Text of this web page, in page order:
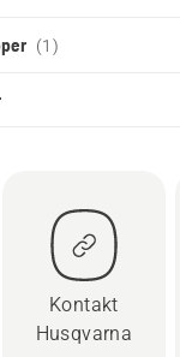
(1)
Kontakt
Husqvarna